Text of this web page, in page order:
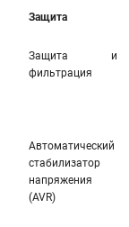
Защита
Защита и
фильтрация
Автоматический
стабилизатор
напряжения
(AVR)